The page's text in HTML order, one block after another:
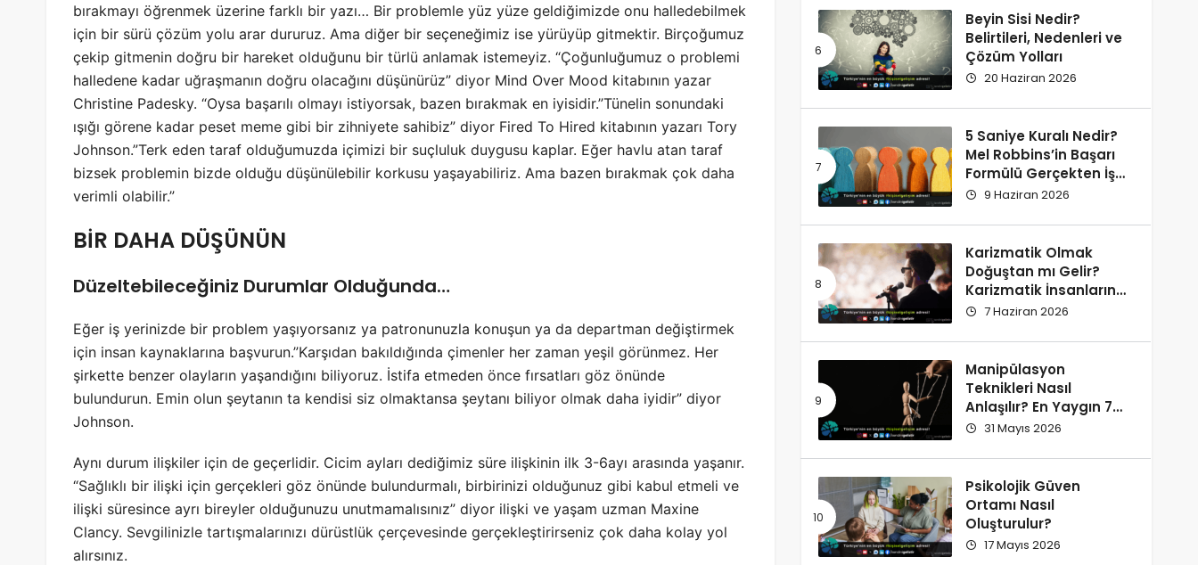
bırakmayı öğrenmek üzerine farklı bir yazı… Bir problemle yüz yüze geldiğimizde onu halledebilmek
için bir sürü çözüm yolu arar dururuz. Ama diğer bir seçeneğimiz ise yürüyüp gitmektir. Birçoğumuz
çekip gitmenin doğru bir hareket olduğunu bir türlü anlamak istemeyiz. “Çoğunluğumuz o problemi
halledene kadar uğraşmanın doğru olacağını düşünürüz” diyor Mind Over Mood kitabının yazar
Christine Padesky. “Oysa başarılı olmayı istiyorsak, bazen bırakmak en iyisidir.”Tünelin sonundaki
ışığı görene kadar peset meme gibi bir zihniyete sahibiz” diyor Fired To Hired kitabının yazarı Tory
Johnson.”Terk eden taraf olduğumuzda içimizi bir suçluluk duygusu kaplar. Eğer havlu atan taraf
bizsek problemin bizde olduğu düşünülebilir korkusu yaşayabiliriz. Ama bazen bırakmak çok daha
verimli olabilir.”
BİR DAHA DÜŞÜNÜN
Düzeltebileceğiniz Durumlar Olduğunda…
Eğer iş yerinizde bir problem yaşıyorsanız ya patronunuzla konuşun ya da departman değiştirmek
için insan kaynaklarına başvurun.”Karşıdan bakıldığında çimenler her zaman yeşil görünmez. Her
şirkette benzer olayların yaşandığını biliyoruz. İstifa etmeden önce fırsatları göz önünde
bulundurun. Emin olun şeytanın ta kendisi siz olmaktansa şeytanı biliyor olmak daha iyidir” diyor
Johnson.
Aynı durum ilişkiler için de geçerlidir. Cicim ayları dediğimiz süre ilişkinin ilk 3-6ayı arasında yaşanır.
“Sağlıklı bir ilişki için gerçekleri göz önünde bulundurmalı, birbirinizi olduğunuz gibi kabul etmeli ve
ilişki süresince ayrı bireyler olduğunuzu unutmamalısınız” diyor ilişki ve yaşam uzman Maxine
Clancy. Sevgilinizle tartışmalarınızı dürüstlük çerçevesinde gerçekleştirirseniz çok daha kolay yol
alırsınız.
Beyin Sisi Nedir?
Belirtileri, Nedenleri ve
Çözüm Yolları
20 Haziran 2026
5 Saniye Kuralı Nedir?
Mel Robbins’in Başarı
Formülü Gerçekten İşe
Yarıyor
9 Haziran 2026
Karizmatik Olmak
Doğuştan mı Gelir?
Karizmatik İnsanların
Ortak Özellikleri
7 Haziran 2026
Manipülasyon
Teknikleri Nasıl
Anlaşılır? En Yaygın 7
İşaret
31 Mayıs 2026
Psikolojik Güven
Ortamı Nasıl
Oluşturulur?
17 Mayıs 2026